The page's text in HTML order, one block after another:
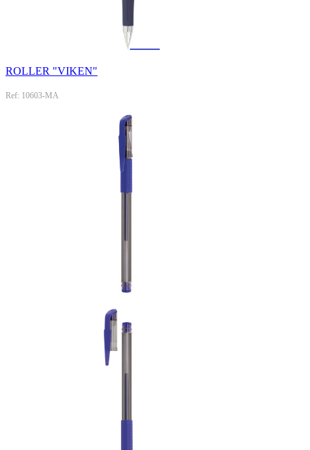
ROLLER "VIKEN"
Ref: 10603-MA